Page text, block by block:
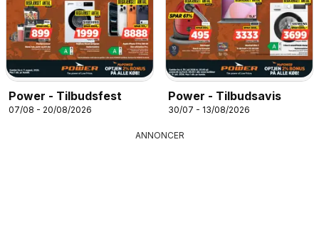
Power - Tilbudsfest
07/08 - 20/08/2026
Power - Tilbudsavis
30/07 - 13/08/2026
ANNONCER